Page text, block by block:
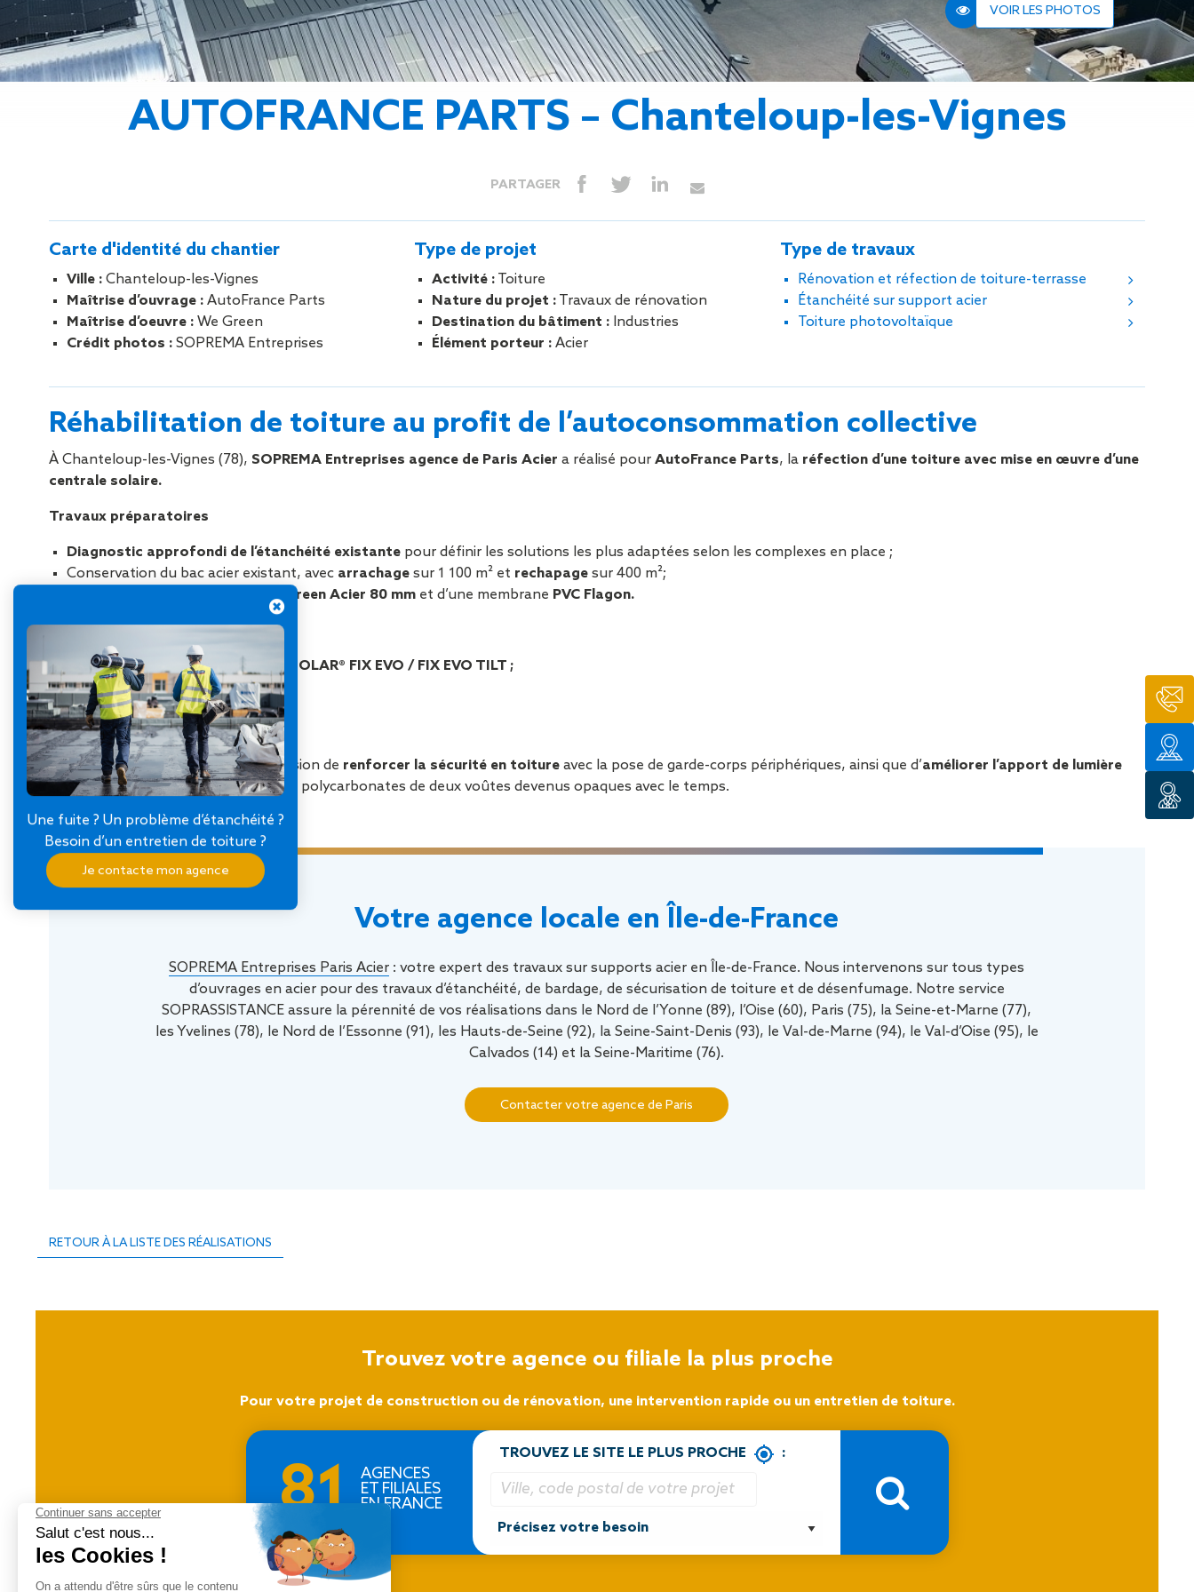
Pluviales (GEP)
Hygrométrie
Rafraichissement
adiabatique
Réfection
d’étanchéité
amiante/Désamiantage
Végétalisation de
toiture
Ventilation naturelle
Thermique par
l’Extérieur
Perméabilité
à l’air
Serrurerie
Entretien de
toiture-terrasse
accessible
Entretien de
toiture en amiante
Entretien des
installations d’eau
pluviale siphoïde
Petits travaux de
fuites
toiture
VOIR LES PHOTOS
AUTOFRANCE PARTS – Chanteloup-les-Vignes
PARTAGER
Carte d'identité du chantier
Ville : Chanteloup-les-Vignes
Maîtrise d’ouvrage : AutoFrance Parts
Maîtrise d’oeuvre : We Green
Crédit photos : SOPREMA Entreprises
Type de projet
Activité : Toiture
Nature du projet : Travaux de rénovation
Destination du bâtiment : Industries
Élément porteur : Acier
Type de travaux
Rénovation et réfection de toiture-terrasse
Étanchéité sur support acier
Toiture photovoltaïque
Réhabilitation de toiture au profit de l’autoconsommation collective
À Chanteloup-les-Vignes (78), SOPREMA Entreprises agence de Paris Acier a réalisé pour AutoFrance Parts, la réfection d’une toiture avec mise en œuvre d’une
centrale solaire.
Travaux préparatoires
Diagnostic approfondi de l’étanchéité existante pour définir les solutions les plus adaptées selon les complexes en place ;
Conservation du bac acier existant, avec arrachage sur 1 100 m² et rechapage sur 400 m²;
Efigreen Acier 80 mm et d’une membrane PVC Flagon.
Centrale photovoltaïque
Installation des systèmes
SOPRASOLAR® FIX EVO / FIX EVO TILT ;
986 plotsmis en œuvre ;
178 kWcde puissance installée ;
791 m² de surface solaire.
L’intervention a également été l’occasion de renforcer la sécurité en toiture avec la pose de garde-corps périphériques, ainsi que d’améliorer l’apport de lumière
naturellegrâce au remplacement des polycarbonates de deux voûtes devenus opaques avec le temps.
Votre agence locale en Île-de-France
SOPREMA Entreprises Paris Acier : votre expert des travaux sur supports acier en Île-de-France. Nous intervenons sur tous types
d’ouvrages en acier pour des travaux d’étanchéité, de bardage, de sécurisation de toiture et de désenfumage. Notre service
SOPRASSISTANCE assure la pérennité de vos réalisations dans le Nord de l’Yonne (89), l’Oise (60), Paris (75), la Seine-et-Marne (77),
les Yvelines (78), le Nord de l’Essonne (91), les Hauts-de-Seine (92), la Seine-Saint-Denis (93), le Val-de-Marne (94), le Val-d’Oise (95), le
Calvados (14) et la Seine-Maritime (76).
Contacter votre agence de Paris
RETOUR À LA LISTE DES RÉALISATIONS
Trouvez votre agence ou filiale la plus proche
Pour votre projet de construction ou de rénovation, une intervention rapide ou un entretien de toiture.
81
AGENCES
ET FILIALES
EN FRANCE
TROUVEZ LE SITE LE PLUS PROCHE :
Une fuite ? Un problème d’étanchéité ?
Besoin d’un entretien de toiture ?
Je contacte mon agence